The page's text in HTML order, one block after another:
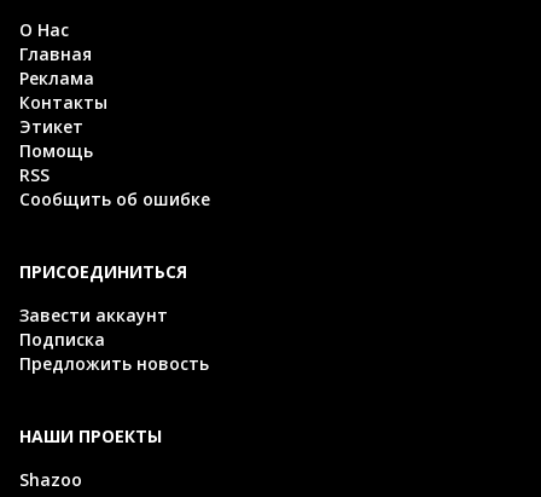
О Нас
Главная
Реклама
Контакты
Этикет
Помощь
RSS
Сообщить об ошибке
ПРИСОЕДИНИТЬСЯ
Завести аккаунт
Подписка
Предложить новость
НАШИ ПРОЕКТЫ
Shazoo